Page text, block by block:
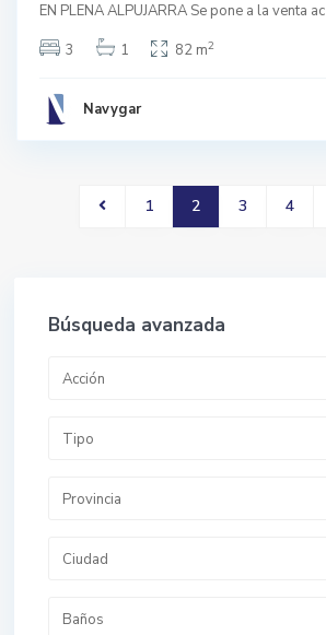
EN PLENA ALPUJARRA Se pone a la venta ac
3
1 82 m2
Navygar
1 2 3 4
Búsqueda avanzada
Acción
Tipo
Provincia
Ciudad
Baños